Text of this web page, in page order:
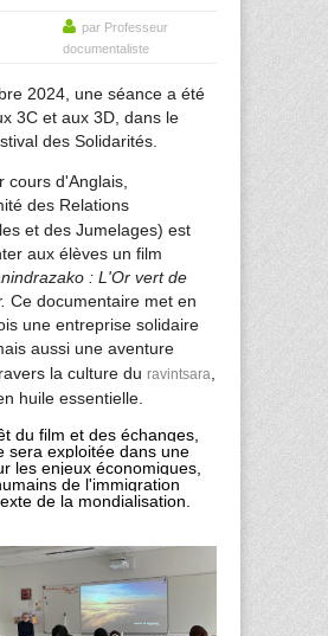
par Professeur
documentaliste
2024, une séance a été
3C et aux 3D, dans le
des Solidarités.
cours d'Anglais,
des Relations
et des Jumelages) est
aux élèves un film
: L'Or vert de
Ce documentaire met en
une entreprise solidaire
aussi une aventure
la culture du ravintsara
huile essentielle.
du film et des échanges,
sera exploitée dans une
les enjeux économiques,
de l'immigration
de la mondialisation.